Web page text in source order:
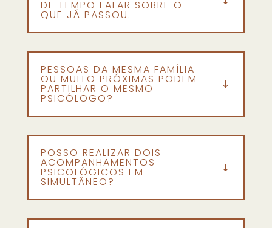
DE TEMPO FALAR SOBRE O
QUE JÁ PASSOU.
PESSOAS DA MESMA FAMÍLIA
OU MUITO PRÓXIMAS PODEM
PARTILHAR O MESMO
PSICÓLOGO?
POSSO REALIZAR DOIS
ACOMPANHAMENTOS
PSICOLÓGICOS EM
SIMULTÂNEO?